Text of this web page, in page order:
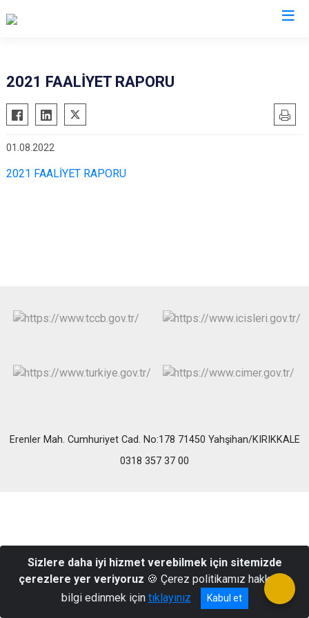
2021 FAALİYET RAPORU
01.08.2022
2021 FAALİYET RAPORU
Erenler Mah. Cumhuriyet Cad. No:178 71450 Yahşihan/KIRIKKALE
0318 357 37 00
Sizlere daha iyi hizmet verebilmek için sitemizde
çerezlere yer veriyoruz 🍪 Çerez politikamız hakkında
bilgi edinmek için tıklayınız Kabul et